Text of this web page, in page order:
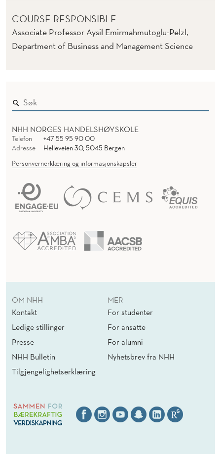
COURSE RESPONSIBLE
Associate Professor Aysil Emirmahmutoglu-Pelzl,
Department of Business and Management Science
NHH NORGES HANDELSHØYSKOLE
Telefon
+47 55 95 90 00
Adresse
Helleveien 30, 5045 Bergen
Personvernerklæring og informasjonskapsler
OM NHH
Kontakt
Ledige stillinger
Presse
NHH Bulletin
Tilgjengelighetserklæring
MER
For studenter
For ansatte
For alumni
Nyhetsbrev fra NHH